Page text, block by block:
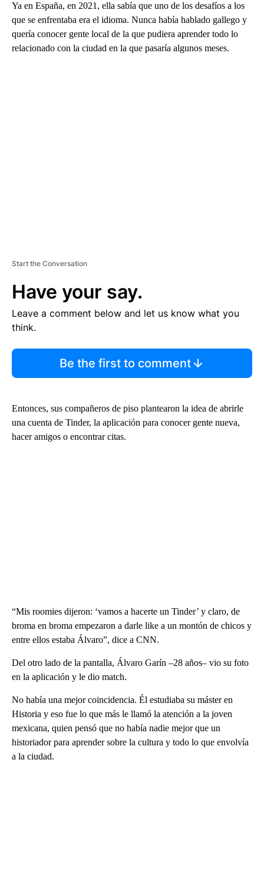
Ya en España, en 2021, ella sabía que uno de los desafíos a los
que se enfrentaba era el idioma. Nunca había hablado gallego y
quería conocer gente local de la que pudiera aprender todo lo
relacionado con la ciudad en la que pasaría algunos meses.
Start the Conversation
Have your say.
Leave a comment below and let us know what you
think.
Be the first to comment
Entonces, sus compañeros de piso plantearon la idea de abrirle
una cuenta de Tinder, la aplicación para conocer gente nueva,
hacer amigos o encontrar citas.
“Mis roomies dijeron: ‘vamos a hacerte un Tinder’ y claro, de
broma en broma empezaron a darle like a un montón de chicos y
entre ellos estaba Álvaro”, dice a CNN.
Del otro lado de la pantalla, Álvaro Garín –28 años– vio su foto
en la aplicación y le dio match.
No había una mejor coincidencia. Él estudiaba su máster en
Historia y eso fue lo que más le llamó la atención a la joven
mexicana, quien pensó que no había nadie mejor que un
historiador para aprender sobre la cultura y todo lo que envolvía
a la ciudad.